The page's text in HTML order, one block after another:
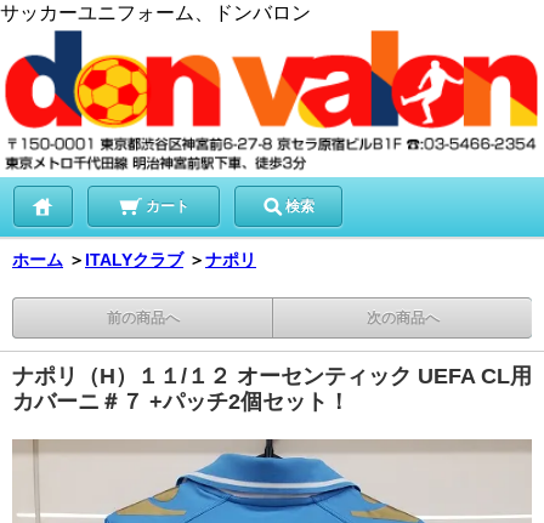
サッカーユニフォーム、ドンバロン
カート 検索
ホーム ＞ ITALYクラブ ＞ナポリ
前の商品へ 次の商品へ
ナポリ（H）１１/１２ オーセンティック UEFA CL用
カバーニ＃７ +パッチ2個セット！